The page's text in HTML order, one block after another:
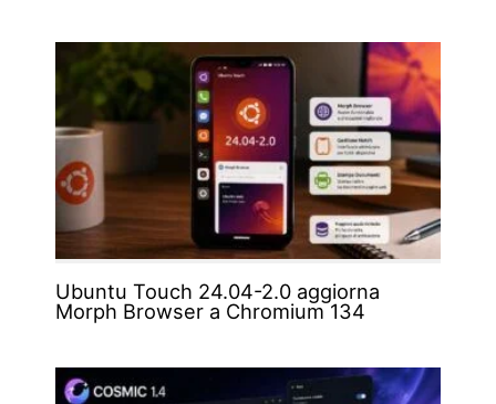
Ubuntu Touch 24.04-2.0 aggiorna
Morph Browser a Chromium 134